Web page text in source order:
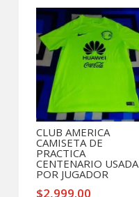
CLUB AMERICA
CAMISETA DE
PRACTICA
CENTENARIO USADA
POR JUGADOR
$2,999.00